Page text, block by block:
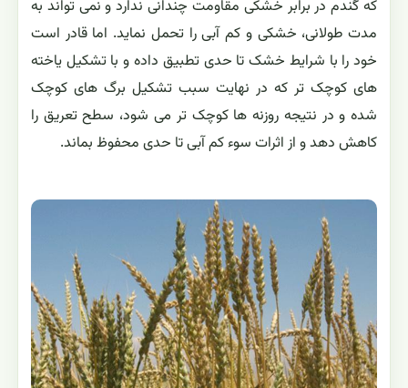
که گندم در برابر خشکی مقاومت چندانی ندارد و نمی تواند به
مدت طولانی، خشکی و کم آبی را تحمل نماید. اما قادر است
خود را با شرایط خشک تا حدی تطبیق داده و با تشکیل یاخته
های کوچک تر که در نهایت سبب تشکیل برگ های کوچک
شده و در نتیجه روزنه ها کوچک تر می شود، سطح تعریق را
کاهش دهد و از اثرات سوء کم آبی تا حدی محفوظ بماند.